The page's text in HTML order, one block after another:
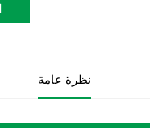
نظرة عامة